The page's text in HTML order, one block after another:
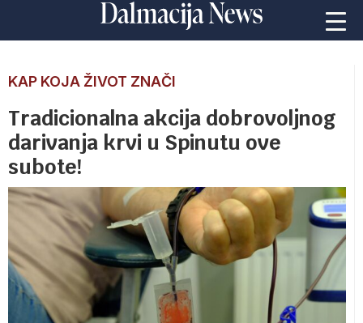
KAP KOJA ŽIVOT ZNAČI
Tradicionalna akcija dobrovoljnog
darivanja krvi u Spinutu ove
subote!